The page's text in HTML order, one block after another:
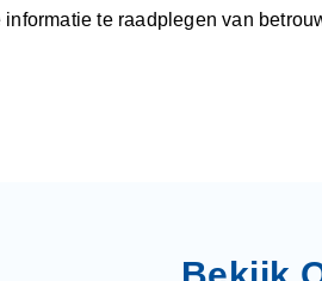
te raadplegen van